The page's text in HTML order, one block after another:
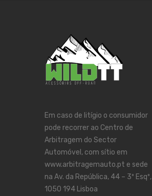
Em caso de litígio o consumidor
pode recorrer ao Centro de
Arbitragem do Sector
Automóvel, com sítio em
www.arbitragemauto.pt e sede
na Av. da República, 44 – 3º Esqº,
1050 194 Lisboa